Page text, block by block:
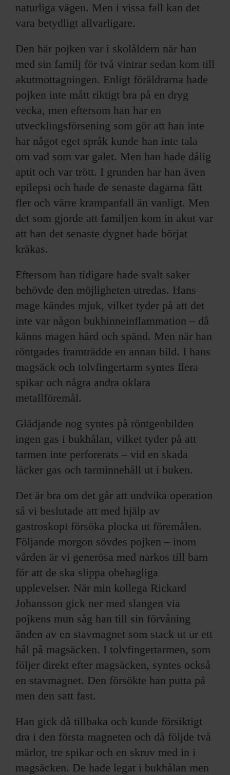
naturliga vägen. Men i vissa fall kan det
vara betydligt allvarligare.
Den här pojken var i skolåldern när han
med sin familj för två vintrar sedan kom till
akutmottagningen. Enligt föräldrarna hade
pojken inte mått riktigt bra på en dryg
vecka, men eftersom han har en
utvecklingsförsening som gör att han inte
har något eget språk kunde han inte tala
om vad som var galet. Men han hade dålig
aptit och var trött. I grunden har han även
epilepsi och hade de senaste dagarna fått
fler och värre krampanfall än vanligt. Men
det som gjorde att familjen kom in akut var
att han det senaste dygnet hade börjat
kräkas.
Eftersom han tidigare hade svalt saker
behövde den möjligheten utredas. Hans
mage kändes mjuk, vilket tyder på att det
inte var någon bukhinneinflammation – då
känns magen hård och spänd. Men när han
röntgades framträdde en annan bild. I hans
magsäck och tolvfingertarm syntes flera
spikar och några andra oklara
metallföremål.
Glädjande nog syntes på röntgenbilden
ingen gas i bukhålan, vilket tyder på att
tarmen inte perforerats – vid en skada
läcker gas och tarminnehåll ut i buken.
Det är bra om det går att undvika operation
så vi beslutade att med hjälp av
gastroskopi försöka plocka ut föremålen.
Följande morgon sövdes pojken – inom
vården är vi generösa med narkos till barn
för att de ska slippa obehagliga
upplevelser. När min kollega Rickard
Johansson gick ner med slangen via
pojkens mun såg han till sin förvåning
änden av en stavmagnet som stack ut ur ett
hål på magsäcken. I tolvfingertarmen, som
följer direkt efter magsäcken, syntes också
en stavmagnet. Den försökte han putta på
men den satt fast.
Han gick då tillbaka och kunde försiktigt
dra i den första magneten och då följde två
märlor, tre spikar och en skruv med in i
magsäcken. De hade legat i bukhålan men